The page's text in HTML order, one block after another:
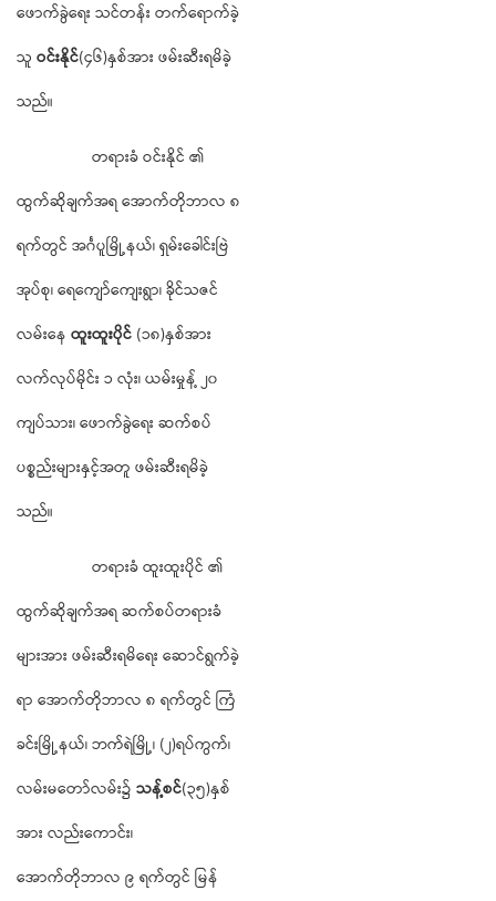
ဖောက်ခွဲရေး သင်တန်း တက်ရောက်ခဲ့
သူ ဝင်းနိုင်(၄၆)နှစ်အား ဖမ်းဆီးရမိခဲ့
သည်။
တရားခံ ဝင်းနိုင် ၏
ထွက်ဆိုချက်အရ အောက်တိုဘာလ ၈
ရက်တွင် အင်္ဂပူမြို့နယ်၊ ရှမ်းခေါင်းဗြဲ
အုပ်စု၊ ရေကျော်ကျေးရွာ၊ ခိုင်သဇင်
လမ်းနေ ထူးထူးပိုင် (၁၈)နှစ်အား
လက်လုပ်မိုင်း ၁ လုံး၊ ယမ်းမှုန့် ၂၀
ကျပ်သား၊ ဖောက်ခွဲရေး ဆက်စပ်
ပစ္စည်းများနှင့်အတူ ဖမ်းဆီးရမိခဲ့
သည်။
တရားခံ ထူးထူးပိုင် ၏
ထွက်ဆိုချက်အရ ဆက်စပ်တရားခံ
များအား ဖမ်းဆီးရမိရေး ဆောင်ရွက်ခဲ့
ရာ အောက်တိုဘာလ ၈ ရက်တွင် ကြံ
ခင်းမြို့နယ်၊ ဘက်ရဲမြို့၊ (၂)ရပ်ကွက်၊
လမ်းမတော်လမ်း၌ သန့်စင်(၃၅)နှစ်
အား လည်းကောင်း၊
အောက်တိုဘာလ ၉ ရက်တွင် မြန်